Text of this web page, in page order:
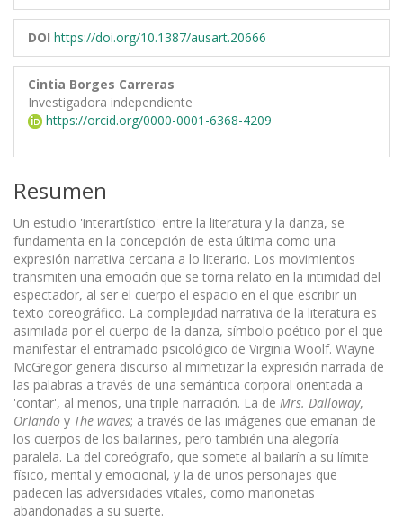
DOI https://doi.org/10.1387/ausart.20666
Cintia Borges Carreras
Investigadora independiente
https://orcid.org/0000-0001-6368-4209
Resumen
Un estudio 'interartístico' entre la literatura y la danza, se
fundamenta en la concepción de esta última como una
expresión narrativa cercana a lo literario. Los movimientos
transmiten una emoción que se torna relato en la intimidad del
espectador, al ser el cuerpo el espacio en el que escribir un
texto coreográfico. La complejidad narrativa de la literatura es
asimilada por el cuerpo de la danza, símbolo poético por el que
manifestar el entramado psicológico de Virginia Woolf. Wayne
McGregor genera discurso al mimetizar la expresión narrada de
las palabras a través de una semántica corporal orientada a
'contar', al menos, una triple narración. La de Mrs. Dalloway,
Orlando y The waves; a través de las imágenes que emanan de
los cuerpos de los bailarines, pero también una alegoría
paralela. La del coreógrafo, que somete al bailarín a su límite
físico, mental y emocional, y la de unos personajes que
padecen las adversidades vitales, como marionetas
abandonadas a su suerte.